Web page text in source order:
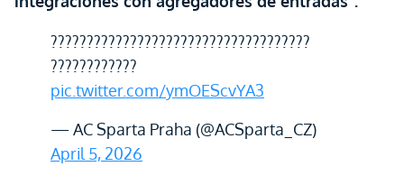
????????????????????????????????????
????????????
pic.twitter.com/ymOEScvYA3
— AC Sparta Praha (@ACSparta_CZ)
April 5, 2026